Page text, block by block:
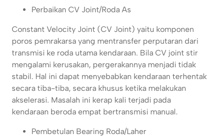
Perbaikan CV Joint/Roda As
Constant Velocity Joint (CV Joint) yaitu komponen
poros pemrakarsa yang mentransfer perputaran dari
transmisi ke roda utama kendaraan. Bila CV joint stir
mengalami kerusakan, pergerakannya menjadi tidak
stabil. Hal ini dapat menyebabkan kendaraan terhentak
secara tiba-tiba, secara khusus ketika melakukan
akselerasi. Masalah ini kerap kali terjadi pada
kendaraan beroda empat bertransmisi manual.
Pembetulan Bearing Roda/Laher